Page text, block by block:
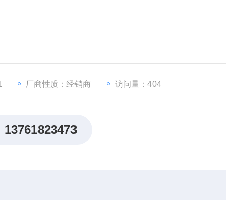
厂商性质：经销商 访问量：404
13761823473